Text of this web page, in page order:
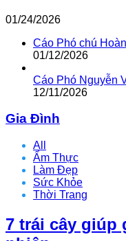
01/24/2026
Cáo Phó chú
01/12/2026
Cáo Phó Nguyễn
12/11/2026
Gia Đình
All
Ẩm Thực
Làm Đẹp
Sức Khỏe
Thời Trang
7 trái cây giúp